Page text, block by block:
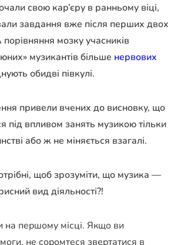
свою кар’єру в ранньому віці,
завдання вже після перших двох
мозку учасників
музикантів більше нервових
обидві півкулі.
привели вчених до висновку, що
під впливом занять музикою тільки
або ж не міняється взагалі.
щоб зрозуміти, що музика —
вид діяльності?!
на першому місці. Якщо ви
не соромтеся звертатися в